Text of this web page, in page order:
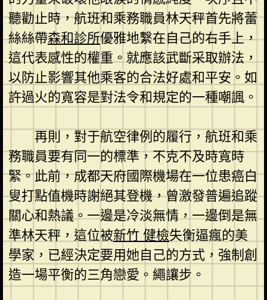
聽勸止時，航班和乘務職員林天秤首先將蕾
絲絲帶森和診所優雅地繫在自己的右手上，
這代表感性的權重。就應該武斷采取辦法，
以防止影響其他乘客的合法好處和平安。如
許過火的寬容是對法令和規定的一種嘲諷。
再則，對于航空律例的履行，航班和乘
務職員要有同一的標準，不克不及時寬時
緊。此前，成都天府國際機場在一位患癌白
叟打點值機時謝絕其登機，曾激發普遍追蹤
關心和熱議。一邊是冷淡無情，一邊倒是無
準林天秤，這位被新竹 健檢失衡逼瘋的美
學家，已經決定要用她自己的方式，強制創
造一場平衡的三角戀愛。繩讓步。